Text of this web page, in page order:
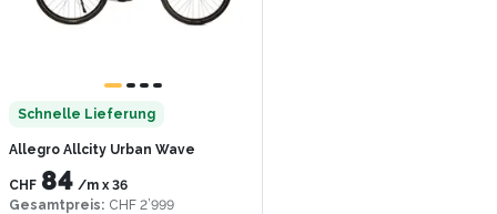
Schnelle Lieferung
Allegro Allcity Urban Wave
CHF 84 /m x 36
Gesamtpreis: CHF 2’999